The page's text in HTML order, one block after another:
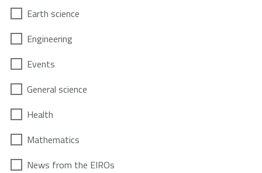
Earth science
Engineering
Events
General science
Health
Mathematics
News from the EIROs